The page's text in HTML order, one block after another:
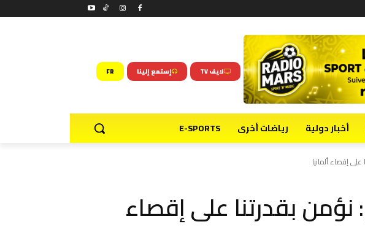
لايف TV إستمع إلينا FR
أخبار دولية رياضات أخرى E-SPORTS
إقصاء ألمانيا
نؤمن بقدرتنا على إقصاء